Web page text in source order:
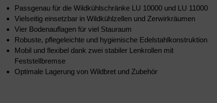
Passgenau für die Wildkühlschränke LU 10000 und LU 11000
Vielseitig einsetzbar in Wildkühlzellen und Zerwirkräumen
Vier Bodenauflagen für viel Stauraum
Robuste, pflegeleichte und hygienische Edelstahlkonstruktion
Mobil und flexibel dank zwei stabiler Lenkrollen mit
Feststellbremse
Optimale Lagerung von Wildbret und Zubehör